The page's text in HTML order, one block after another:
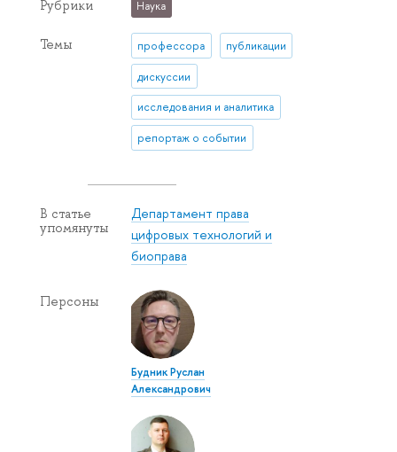
Рубрики Наука
Темы профессора публикации
дискуссии
исследования и аналитика
репортаж о событии
В статье
упомянуты
Департамент права
цифровых технологий и
биоправа
Персоны
Будник Руслан
Александрович